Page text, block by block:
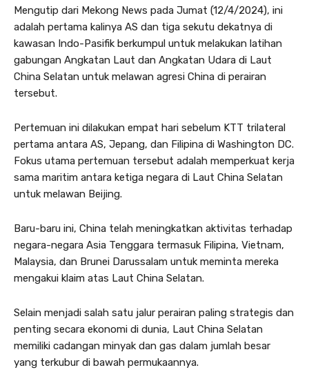
Mengutip dari Mekong News pada Jumat (12/4/2024), ini
adalah pertama kalinya AS dan tiga sekutu dekatnya di
kawasan Indo-Pasifik berkumpul untuk melakukan latihan
gabungan Angkatan Laut dan Angkatan Udara di Laut
China Selatan untuk melawan agresi China di perairan
tersebut.
Pertemuan ini dilakukan empat hari sebelum KTT trilateral
pertama antara AS, Jepang, dan Filipina di Washington DC.
Fokus utama pertemuan tersebut adalah memperkuat kerja
sama maritim antara ketiga negara di Laut China Selatan
untuk melawan Beijing.
Baru-baru ini, China telah meningkatkan aktivitas terhadap
negara-negara Asia Tenggara termasuk Filipina, Vietnam,
Malaysia, dan Brunei Darussalam untuk meminta mereka
mengakui klaim atas Laut China Selatan.
Selain menjadi salah satu jalur perairan paling strategis dan
penting secara ekonomi di dunia, Laut China Selatan
memiliki cadangan minyak dan gas dalam jumlah besar
yang terkubur di bawah permukaannya.